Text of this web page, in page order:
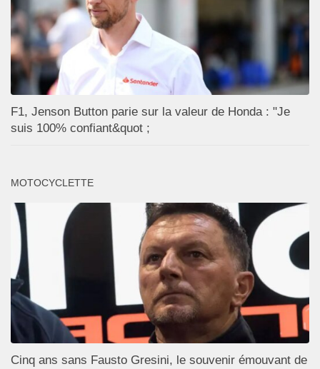
F1, Jenson Button parie sur la valeur de Honda : "Je
suis 100% confiant&quot ;
MOTOCYCLETTE
Cinq ans sans Fausto Gresini, le souvenir émouvant de